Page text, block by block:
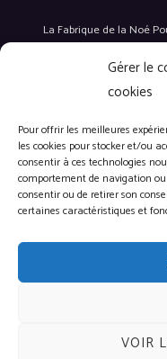
Gérer le
cookies
Pour offrir les meilleures
les cookies pour stocker et/ou
consentir à ces technologies
comportement de navigation
consentir ou de retirer son
certaines caractéristiques et
VOIR
La Fabrique de la Noé
La
6